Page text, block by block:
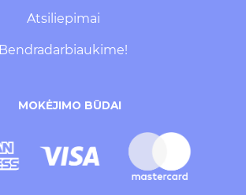
Atsiliepimai
Bendradarbiaukime!
MOKĖJIMO BŪDAI